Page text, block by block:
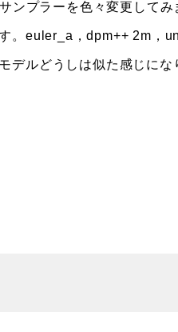
プラーを色々変更して
。euler_a，dpm++ 2m，
デルどうしは似た感じに